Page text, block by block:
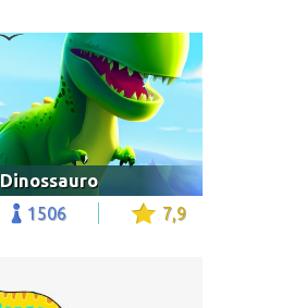
Dinossauro
1506 7,9